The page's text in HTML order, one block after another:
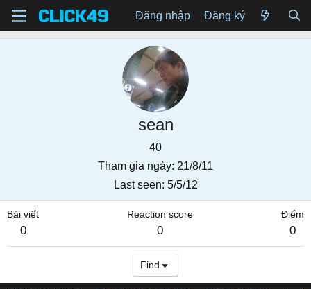
Đăng nhập Đăng ký
sean
40
Tham gia ngày 21/8/11
Last seen 5/5/12
Bài viết
0
Reaction score
0
Điểm
0
Find